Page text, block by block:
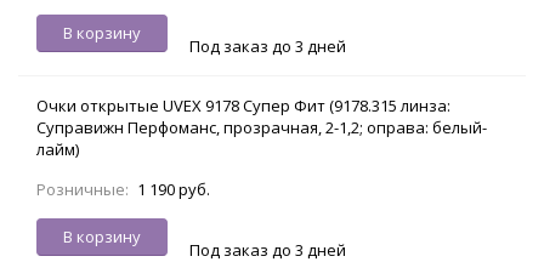
В корзину
Под заказ до 3 дней
Очки открытые UVEX 9178 Супер Фит (9178.315 линза:
Суправижн Перфоманс, прозрачная, 2-1,2; оправа: белый-
лайм)
Розничные: 1 190 руб.
В корзину
Под заказ до 3 дней